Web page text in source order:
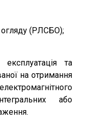
огляду (РЛСБО);
та
на отримання
або